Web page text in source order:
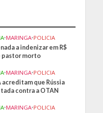
•MARINGA•POLICIA
a indenizar em R$
pastor morto
•MARINGA•POLICIA
acreditam que Rússia
contra a OTAN
•MARINGA•POLICIA